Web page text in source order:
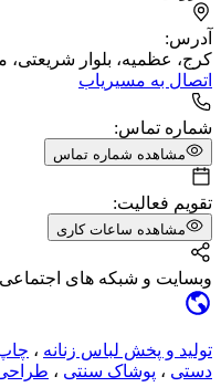
آدرس:
کرج، عظمیه، بلوار شریعتی،
اتصال به مسیریاب
شماره تماس:
مشاهده شماره تماس
تقویم فعالیت:
مشاهده ساعات کاری
وبسایت و شبکه های
تولید و پخش لباس زنانه ،
دستی ، پوشاک سنتی ،